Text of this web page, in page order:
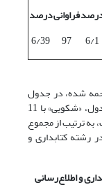
فراوانیدرصد
6/1
97
6/39
شده، در جدول
شماره 6 نشان داده شده است. برابر داده‌های جدول، «شکویی» با 11
«دیانی» با 8 عنوان کتاب، به ترتیب از مجموع
رشته کتابداری و